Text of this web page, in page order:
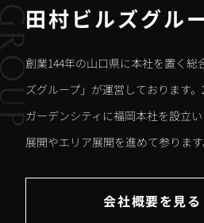
田村ビルズグル
創業144年の山口県に本社を置く総
ズグループ」が運営しております
ガーデンシティに福岡本社を設立
展開やエリア展開を進めて参ります
会社概要を見る